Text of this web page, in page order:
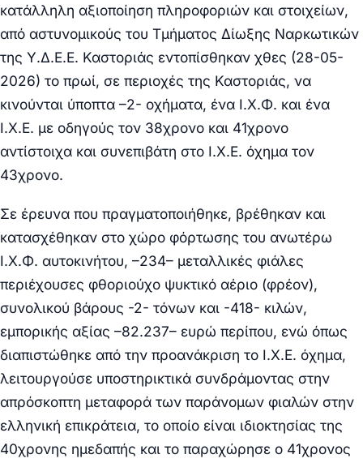
κατάλληλη αξιοποίηση πληροφοριών και στοιχείων,
από αστυνομικούς του Τμήματος Δίωξης Ναρκωτικών
της Υ.Δ.Ε.Ε. Καστοριάς εντοπίσθηκαν χθες (28-05-
2026) το πρωί, σε περιοχές της Καστοριάς, να
κινούνται ύποπτα –2- οχήματα, ένα Ι.Χ.Φ. και ένα
Ι.Χ.Ε. με οδηγούς τον 38χρονο και 41χρονο
αντίστοιχα και συνεπιβάτη στο Ι.Χ.Ε. όχημα τον
43χρονο.
Σε έρευνα που πραγματοποιήθηκε, βρέθηκαν και
κατασχέθηκαν στο χώρο φόρτωσης του ανωτέρω
Ι.Χ.Φ. αυτοκινήτου, –234– μεταλλικές φιάλες
περιέχουσες φθοριούχο ψυκτικό αέριο (φρέον),
συνολικού βάρους -2- τόνων και -418- κιλών,
εμπορικής αξίας –82.237– ευρώ περίπου, ενώ όπως
διαπιστώθηκε από την προανάκριση το Ι.Χ.Ε. όχημα,
λειτουργούσε υποστηρικτικά συνδράμοντας στην
απρόσκοπτη μεταφορά των παράνομων φιαλών στην
ελληνική επικράτεια, το οποίο είναι ιδιοκτησίας της
40χρονης ημεδαπής και το παραχώρησε ο 41χρονος